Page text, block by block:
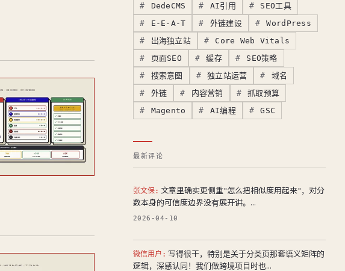
DedeCMS
AI引用
SEO工具
E-E-A-T
外链建设
WordPress
出海独立站
Core Web Vitals
页面SEO
缓存
SEO策略
搜索意图
独立站运营
域名
外链
内容营销
抓取预算
Magento
AI编程 GSC
最新评论
张文保:
数本身的可信度边界没有展开讲。...
2026-04-10
微信用户:
逻辑，深感认同！我们做跨境项目时也...